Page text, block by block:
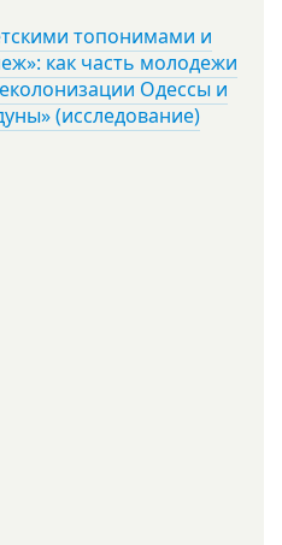
топонимами и
как часть молодежи
Одессы и
(исследование)